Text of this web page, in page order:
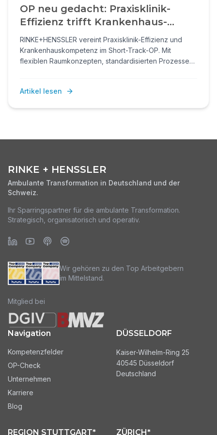
OP neu gedacht: Praxisklinik-
Effizienz trifft Krankenhaus-
Kompetenz
RINKE+HENSSLER vereint Praxisklinik-Effizienz und
Krankenhauskompetenz im Short-Track-OP. Mit
flexiblen Raumkonzepten, standardisierten Prozessen,
OP-Versorgung.
Artikel lesen
RINKE + HENSSLER
Ambulante Transformation in Deutschland und der
Schweiz.
Ihr Sparringspartner für die ambulante Transformation.
Strategisch, organisatorisch und operativ.
Wir gehören zu den Top Arbeitgebern
im Mittelstand.
Mitglied bei
Navigation
Kompetenzfelder
OP-Check
Unternehmen
Karriere
Blog
DÜSSELDORF
Kaiser-Wilhelm-Ring 25
40545 Düsseldorf
Deutschland
REGION STUTTGART* ZÜRICH*